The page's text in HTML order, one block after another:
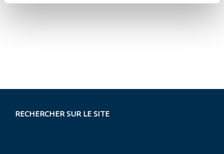
RECHERCHER SUR LE SITE